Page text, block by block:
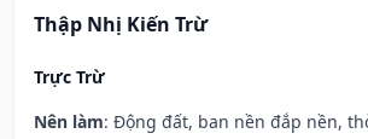
Thập Nhị Kiến Trừ
Trực Trừ
Nên làm: Động đất, ban nền đắp nền,